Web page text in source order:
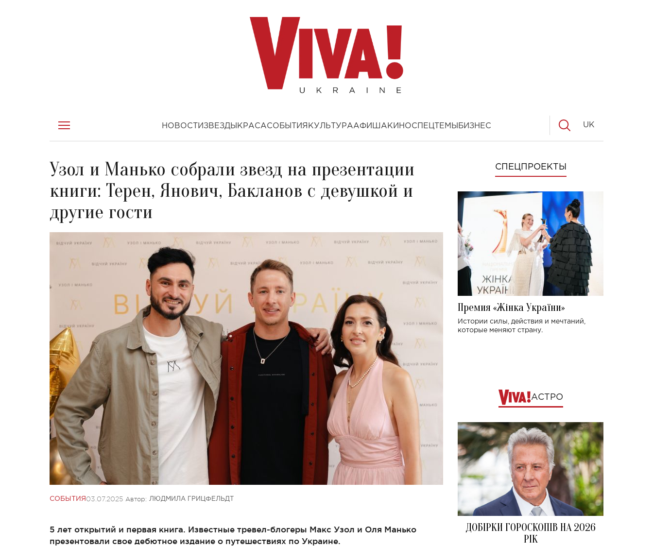
НОВОСТИ ЗВЕЗДЫ КРАСАСОБЫТИЯ КУЛЬТУРААФИША КИНОСПЕЦТЕМЫ БИЗНЕС UK
Узол и Манько собрали звезд на презентации
книги: Терен, Янович, Бакланов с девушкой и
другие гости
СОБЫТИЯ 03.07.2025 Автор: ЛЮДМИЛА ГРИЦФЕЛЬДТ
5 лет открытий и первая книга. Известные тревел-блогеры Макс Узол и Оля Манько
презентовали свое дебютное издание о путешествиях по Украине.
СПЕЦПРОЕКТЫ
Премия «Жінка України»
Истории силы, действия и мечтаний,
которые меняют страну.
АСТРО
ДОБІРКИ ГОРОСКОПІВ НА 2026
РІК